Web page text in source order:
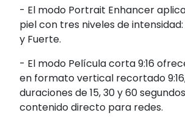
- El modo Portrait Enhancer
piel con tres niveles de intensidad:
y Fuerte.
- El modo Película corta 9:16
en formato vertical recortado
duraciones de 15, 30 y 60
contenido directo para redes.